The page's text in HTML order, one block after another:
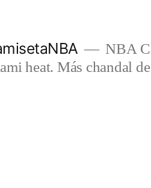
NBA
heat. Más chandal